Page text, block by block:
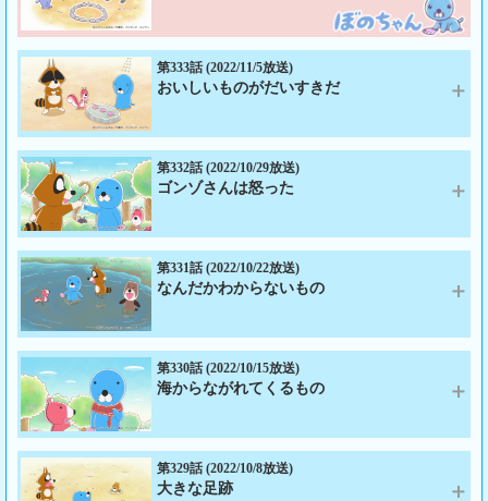
で、２人はその旅路について語り始めるのだが…。
出演：ぼのぼの、シマリスくん、アライグマくん、ダイスさん、ロッシさ
ん、クマヒゲ、キリン、クジャク、ブタ、ヌー
ゲスト出演：ダイスさん：小野大輔、ロッシさん：神谷浩史、クマヒゲ：
DO-S、キリン：3M、クジャク：YAGI84、ブタ：CHANKO
あらすじ：クズリくんからダイスさんとロッシさんが近くのエキチカ山に
来ているという話を聞いたぼのぼの達は、以前２人が来た時に途中になっ
ていたかくれんぼ遊びの続きをするため、会いに行くことにする。エキチ
カ山に着いて早々、落とし穴に落ちてしまうぼのぼの達。仕掛けたのはロ
ッシさんだったが、ぼのぼの達を見ても、誰だ？と言い放ち…。
出演：ぼのぼの、シマリスくん、アライグマくん、クズリくん、ロッシさ
ん、ダイスさん
ゲスト出演：ダイスさん：小野大輔、ロッシさん：神谷浩史
あらすじ：クズリくんのおとうさんが散歩していると、川辺に座っている
スナドリネコさんを見かける。いつも同じくらいの時間にいるな、とクズ
リくんのおとうさんは思い、自分も同じくらいの時間に散歩していると気
付くのだった。みんな毎日同じようなもんか、と同じくらいの時間に散歩
しているヒグマの大将とコヒグマくんを待つことにするのだが…。
出演：スナドリネコさん、ぼのぼの、クズリくんのおとうさん、ヒグマの
大将、コヒグマくん、ぼのぼののおとうさん、クズリくん
あらすじ：朝早くからスズメの鳴き声がうるさく、寝てられないのでどう
にかしたいと、シマリスくんはぼのぼのとアライグマくんに相談する。よ
くスズメを獲ってるアライグマくんのおとうさんなら解決できるのでは？
と頼みに向かうことに。機嫌のいい時を狙っていると、アライグマくんの
おとうさんはウサギの男女のもめ事を見てホッコリし始め…。
出演：ぼのぼの、シマリスくん、アライグマくん、アライグマくんのおと
うさん、ヤマビーくん、アライグマくん、キネちゃん、ショーねえちゃ
ん、ダイねえちゃん、シマリスくんのおとうさん、シマリスくんのおかあ
さん
あらすじ：これは赤ん坊の頃のボクと、おとうさんのおはなし――。ぼの
ちゃんは葉っぱの予想できない動きが面白く、投げて遊んでいるとシマリ
スちゃんがやってくる。シマリスちゃんは石を円状に並べ、そこに葉っぱ
を投げ入れようとするが上手くいかない。ぼのちゃんのおとうさんも失敗
して落胆していると、クズリちゃん親子がやってきて…。
出演：ぼのちゃん、シマリスちゃん、アライグマちゃん、ぼのちゃんのお
とうさん、クズリちゃんのおとうさん、クズリちゃん、シマリスちゃんの
おとうさん、
第333話 (2022/11/5放送)
おいしいものがだいすきだ
あらすじ：アライグマくんがアリガチの実を葉っぱのニオイを嗅ぎながら
食べるという、こだわりの食べ方を実践していると、ぼのぼのとシマリス
くんが通りかかる。シマリスくんのこだわりの食べ方は両鼻にドングリを
詰め、ドングリの匂いだけを味わいながら食べることだ。自分もこだわり
第332話 (2022/10/29放送)
ゴンゾさんは怒った
第331話 (2022/10/22放送)
なんだかわからないもの
第330話 (2022/10/15放送)
海からながれてくるもの
第329話 (2022/10/8放送)
大きな足跡